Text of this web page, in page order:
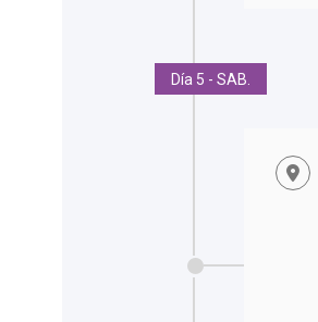
Día 5 - SAB.